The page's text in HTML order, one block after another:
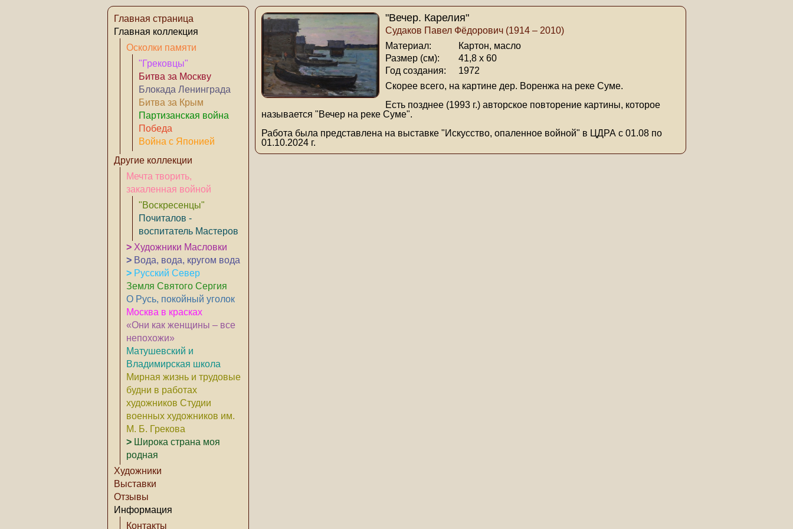
Главная страница
Главная коллекция
Осколки памяти
"Грековцы"
Битва за Москву
Блокада Ленинграда
Битва за Крым
Партизанская война
Победа
Война с Японией
Другие коллекции
Мечта творить,
закаленная войной
"Воскресенцы"
Почиталов -
воспитатель Мастеров
> Художники Масловки
> Вода, вода, кругом вода
> Русский Север
Земля Святого Сергия
О Русь, покойный уголок
Москва в красках
«Они как женщины – все
непохожи»
Матушевский и
Владимирская школа
Мирная жизнь и трудовые
будни в работах
художников Студии
военных художников им.
М. Б. Грекова
> Широка страна моя
родная
Художники
Выставки
Отзывы
Информация
Контакты
"Вечер. Карелия"
Судаков Павел Фёдорович (1914 – 2010)
Материал:
Картон, масло
Размер (см):
41,8 х 60
Год создания:
1972
Скорее всего, на картине дер. Воренжа на реке Суме.
Есть позднее (1993 г.) авторское повторение картины, которое
называется "Вечер на реке Суме".
Работа была представлена на выставке "Искусство, опаленное войной" в ЦДРА с 01.08 по
01.10.2024 г.